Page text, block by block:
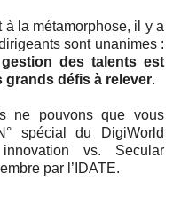
à la métamorphose, il y a
sont unanimes :
des talents est
grands défis à relever.
ne pouvons que vous
spécial du DigiWorld
vs. Secular
par l’IDATE.